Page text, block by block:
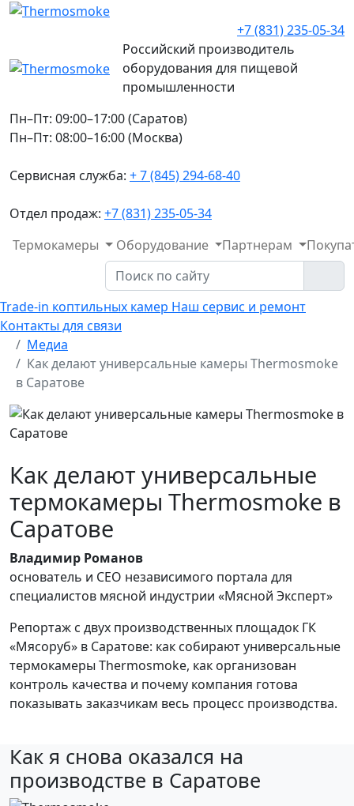
+7 (831) 235-05-34
Российский производитель
оборудования для пищевой
промышленности
Пн–Пт: 09:00–17:00 (Саратов)
Пн–Пт: 08:00–16:00 (Москва)
Сервисная служба: + 7 (845) 294-68-40
Отдел продаж: +7 (831) 235-05-34
Термокамеры
Оборудование Партнерам
Trade-in коптильных камер Наш сервис и ремонт
Контакты для связи
Медиа
Как делают универсальные камеры Thermosmoke
в Саратове
Как делают универсальные
термокамеры Thermosmoke в
Саратове
Владимир Романов
основатель и CEO независимого портала для
специалистов мясной индустрии «Мясной Эксперт»
Репортаж с двух производственных площадок ГК
«Мясоруб» в Саратове: как собирают универсальные
термокамеры Thermosmoke, как организован
контроль качества и почему компания готова
показывать заказчикам весь процесс производства.
Как я снова оказался на
производстве в Саратове